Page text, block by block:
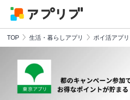
TOP 生活・暮らしアプリ ポイ活アプリ